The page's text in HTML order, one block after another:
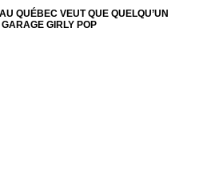
QUÉBEC VEUT QUE QUELQU’UN
GIRLY POP